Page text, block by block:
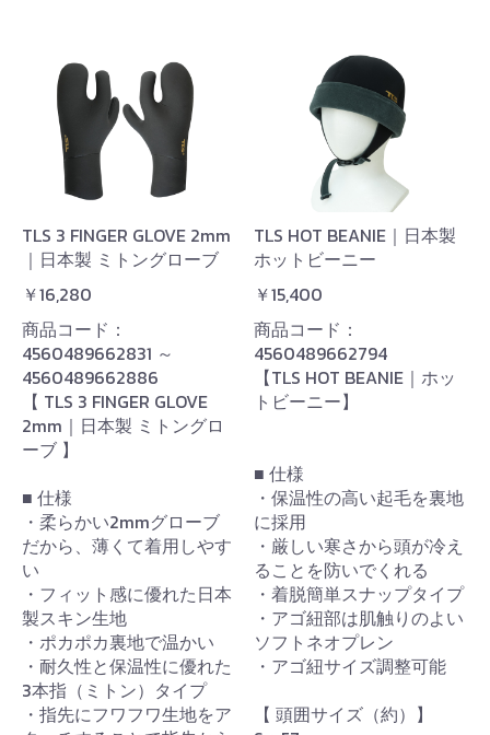
TLS 3 FINGER GLOVE 2mm
｜日本製 ミトングローブ
￥16,280
商品コード：
4560489662831 ～
4560489662886
【 TLS 3 FINGER GLOVE
2mm｜日本製 ミトングロ
ーブ 】
■ 仕様
・柔らかい2mmグローブ
だから、薄くて着用しやす
い
・フィット感に優れた日本
製スキン生地
・ポカポカ裏地で温かい
・耐久性と保温性に優れた
3本指（ミトン）タイプ
・指先にフワフワ生地をア
TLS HOT BEANIE｜日本製
ホットビーニー
￥15,400
商品コード：
4560489662794
【TLS HOT BEANIE｜ホッ
トビーニー】
■ 仕様
・保温性の高い起毛を裏地
に採用
・厳しい寒さから頭が冷え
ることを防いでくれる
・着脱簡単スナップタイプ
・アゴ紐部は肌触りのよい
ソフトネオプレン
・アゴ紐サイズ調整可能
【 頭囲サイズ（約）】